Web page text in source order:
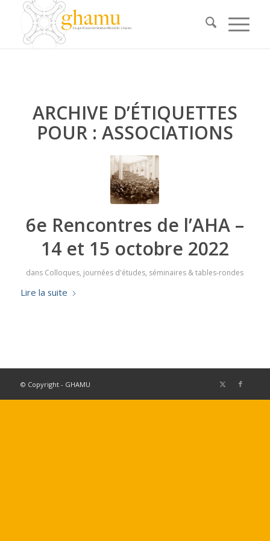
ARCHIVE D’ÉTIQUETTES
POUR : ASSOCIATIONS
6e Rencontres de l’AHA –
14 et 15 octobre 2022
dans Colloques, journées d'études, séminaires & tables-rondes
Lire la suite
© Copyright - GHAMU